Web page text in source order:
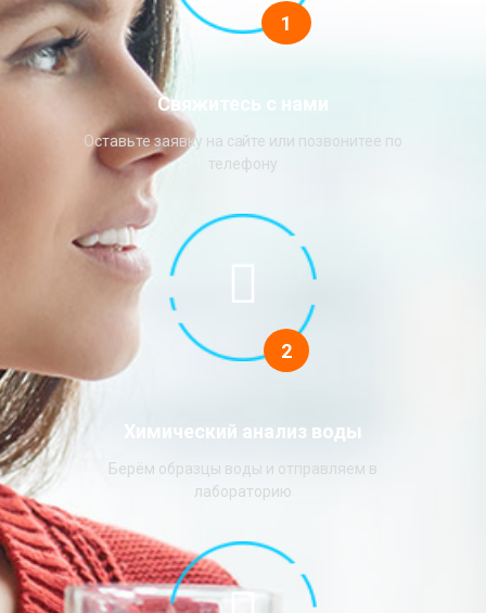
1
Свяжитесь с нами
Оставьте заявку на сайте или позвонитее по
телефону
2
Химический анализ воды
Берём образцы воды и отправляем в
лабораторию